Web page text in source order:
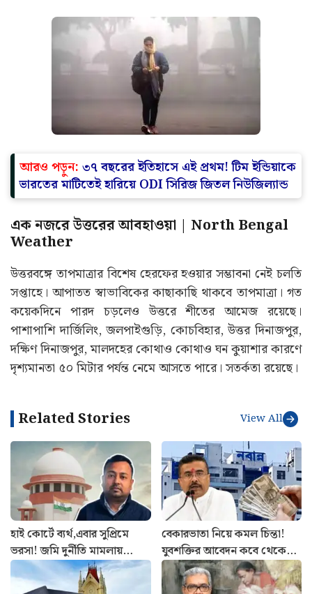
আরও পড়ুন: ৩৭ বছরের ইতিহাসে এই প্রথম! টিম ইন্ডিয়াকে
ভারতের মাটিতেই হারিয়ে ODI সিরিজ জিতল নিউজিল্যান্ড
এক নজরে উত্তরের আবহাওয়া | North Bengal
Weather
উত্তরবঙ্গে তাপমাত্রার বিশেষ হেরফের হওয়ার সম্ভাবনা নেই চলতি
সপ্তাহে। আপাতত স্বাভাবিকের কাছাকাছি থাকবে তাপমাত্রা। গত
কয়েকদিনে পারদ চড়লেও উত্তরে শীতের আমেজ রয়েছে।
পাশাপাশি দার্জিলিং, জলপাইগুড়ি, কোচবিহার, উত্তর দিনাজপুর,
দক্ষিণ দিনাজপুর, মালদহের কোথাও কোথাও ঘন কুয়াশার কারণে
দৃশ্যমানতা ৫০ মিটার পর্যন্ত নেমে আসতে পারে। সতর্কতা রয়েছে।
Related Stories View All
হাই কোর্টে ব্যর্থ,এবার সুপ্রিমে
ভরসা! জমি দুর্নীতি মামলায়
রক্ষাকবচের আর্জি অভিষেকের
আপ্ত সহায়কের
বেকারভাতা নিয়ে কমল চিন্তা!
যুবশক্তির আবেদন কবে থেকে
শুরু জেনে নিন